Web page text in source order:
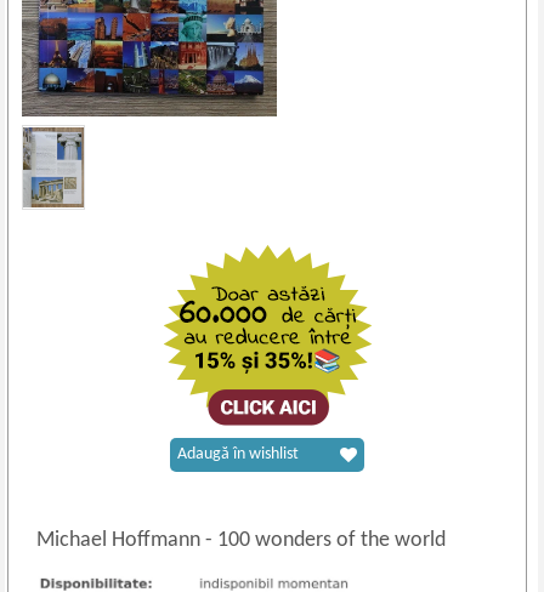
Michael Hoffmann- 100 wonders of the world
Adaugă în wishlist